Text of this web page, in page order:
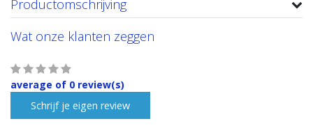
Productomschrijving
Wat onze klanten zeggen
average of 0 review(s)
Schrijf je eigen review